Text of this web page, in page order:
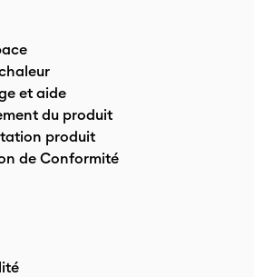
et aide
du produit
produit
de Conformité